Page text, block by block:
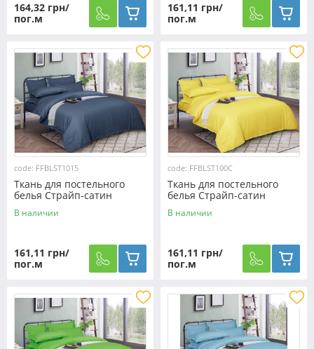
164,32 грн/
пог.м
161,11 грн/
пог.м
code: FFBLST1015
Ткань для постельного
белья Страйп-сатин
ST1015 (50м)
В наличии
161,11 грн/
пог.м
code: FFBLST100С
Ткань для постельного
белья Страйп-сатин
ST100С (50м)
В наличии
161,11 грн/
пог.м